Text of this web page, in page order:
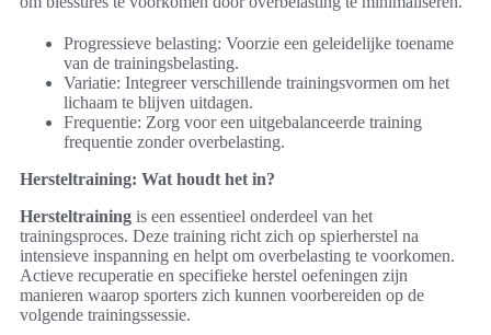
Progressieve belasting: Voorzie een geleidelijke toename
van de trainingsbelasting.
Variatie: Integreer verschillende trainingsvormen om het
lichaam te blijven uitdagen.
Frequentie: Zorg voor een uitgebalanceerde training
frequentie zonder overbelasting.
Hersteltraining: Wat houdt het in?
Hersteltraining is een essentieel onderdeel van het
trainingsproces. Deze training richt zich op spierherstel na
intensieve inspanning en helpt om overbelasting te voorkomen.
Actieve recuperatie en specifieke herstel oefeningen zijn
manieren waarop sporters zich kunnen voorbereiden op de
volgende trainingssessie.